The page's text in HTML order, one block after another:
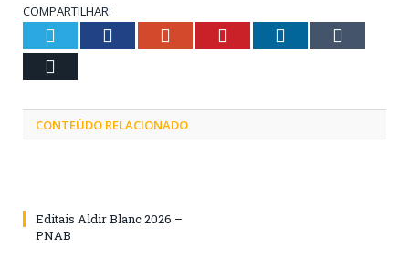
COMPARTILHAR:
Twitter Facebook Google+ Pinterest LinkedIn
CONTEÚDO RELACIONADO
Editais Aldir Blanc 2026 –
PNAB